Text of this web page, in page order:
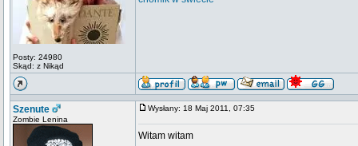
Posty: 24980
Skąd: z Nikąd
Szenute
Zombie Lenina
Wysłany: 18 Maj 2011, 07:35
Witam witam